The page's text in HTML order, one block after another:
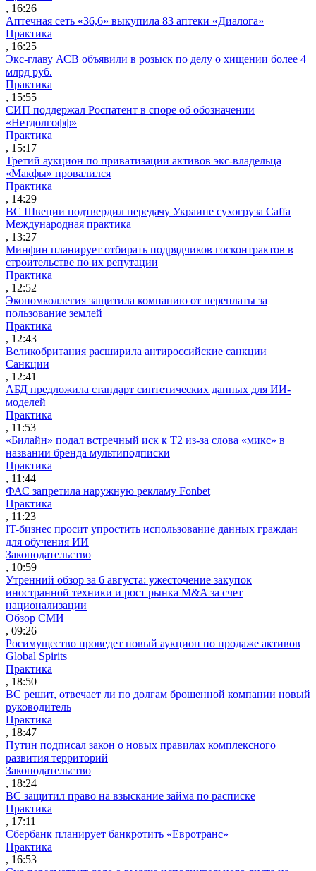
, 16:26
Аптечная сеть «36,6» выкупила 83 аптеки «Диалога»
Практика
, 16:25
Экс-главу АСВ объявили в розыск по делу о хищении более 4
млрд руб.
Практика
, 15:55
СИП поддержал Роспатент в споре об обозначении
«Нетдолгофф»
Практика
, 15:17
Третий аукцион по приватизации активов экс-владельца
«Макфы» провалился
Практика
, 14:29
ВС Швеции подтвердил передачу Украине сухогруза Caffa
Международная практика
, 13:27
Минфин планирует отбирать подрядчиков госконтрактов в
строительстве по их репутации
Практика
, 12:52
Экономколлегия защитила компанию от переплаты за
пользование землей
Практика
, 12:43
Великобритания расширила антироссийские санкции
Санкции
, 12:41
АБД предложила стандарт синтетических данных для ИИ-
моделей
Практика
, 11:53
«Билайн» подал встречный иск к Т2 из-за слова «микс» в
названии бренда мультиподписки
Практика
, 11:44
ФАС запретила наружную рекламу Fonbet
Практика
, 11:23
IT-бизнес просит упростить использование данных граждан
для обучения ИИ
Законодательство
, 10:59
Утренний обзор за 6 августа: ужесточение закупок
иностранной техники и рост рынка M&A за счет
национализации
Обзор СМИ
, 09:26
Росимущество проведет новый аукцион по продаже активов
Global Spirits
Практика
, 18:50
ВС решит, отвечает ли по долгам брошенной компании новый
руководитель
Практика
, 18:47
Путин подписал закон о новых правилах комплексного
развития территорий
Законодательство
, 18:24
ВС защитил право на взыскание займа по расписке
Практика
, 17:11
Сбербанк планирует банкротить «Евротранс»
Практика
, 16:53